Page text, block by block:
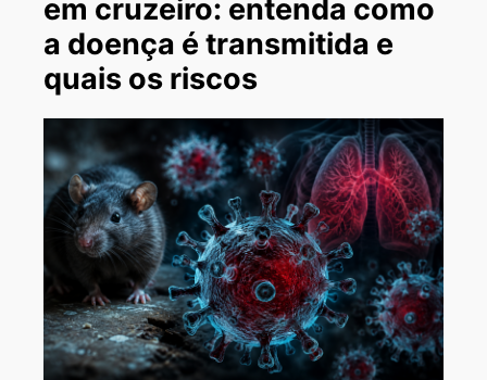
em cruzeiro: entenda como
a doença é transmitida e
quais os riscos